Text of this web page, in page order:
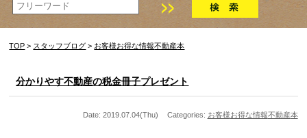
TOP > スタッフブログ > お客様お得な情報不動産本
分かりやす不動産の税金冊子プレゼント
Date: 2019.07.04(Thu) Categories: お客様お得な情報不動産本